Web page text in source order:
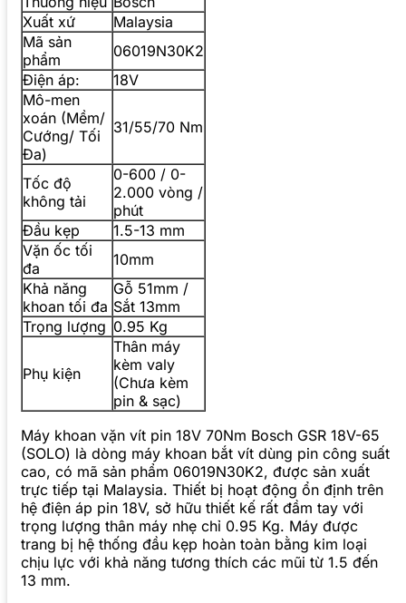
Xuất xứ
Malaysia
Mã sản
phẩm
06019N30K2
Điện áp:
18V
Mô-men
xoán (Mềm/
Cướng/ Tối
Đa)
31/55/70 Nm
Tốc độ
không tải
0-600 / 0-
2.000 vòng /
phút
Đầu kẹp
1.5-13 mm
Vặn ốc tối
đa
10mm
Khả năng
khoan tối đa
Gỗ 51mm /
Sắt 13mm
Trọng lượng 0.95 Kg
Phụ kiện
Thân máy
kèm valy
(Chưa kèm
pin & sạc)
Máy khoan vặn vít pin 18V 70Nm Bosch GSR 18V-65
(SOLO) là dòng máy khoan bắt vít dùng pin công suất
cao, có mã sản phẩm 06019N30K2, được sản xuất
trực tiếp tại Malaysia. Thiết bị hoạt động ổn định trên
hệ điện áp pin 18V, sở hữu thiết kế rất đầm tay với
trọng lượng thân máy nhẹ chỉ 0.95 Kg. Máy được
trang bị hệ thống đầu kẹp hoàn toàn bằng kim loại
chịu lực với khả năng tương thích các mũi từ 1.5 đến
13 mm.